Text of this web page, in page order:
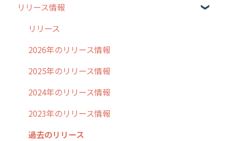
外廻り営業
清掃
不動産
過去の重要なお知らせ
障害情報
リリース情報
リリース
2026年のリリース情報
2025年のリリース情報
2024年のリリース情報
2023年のリリース情報
過去のリリース